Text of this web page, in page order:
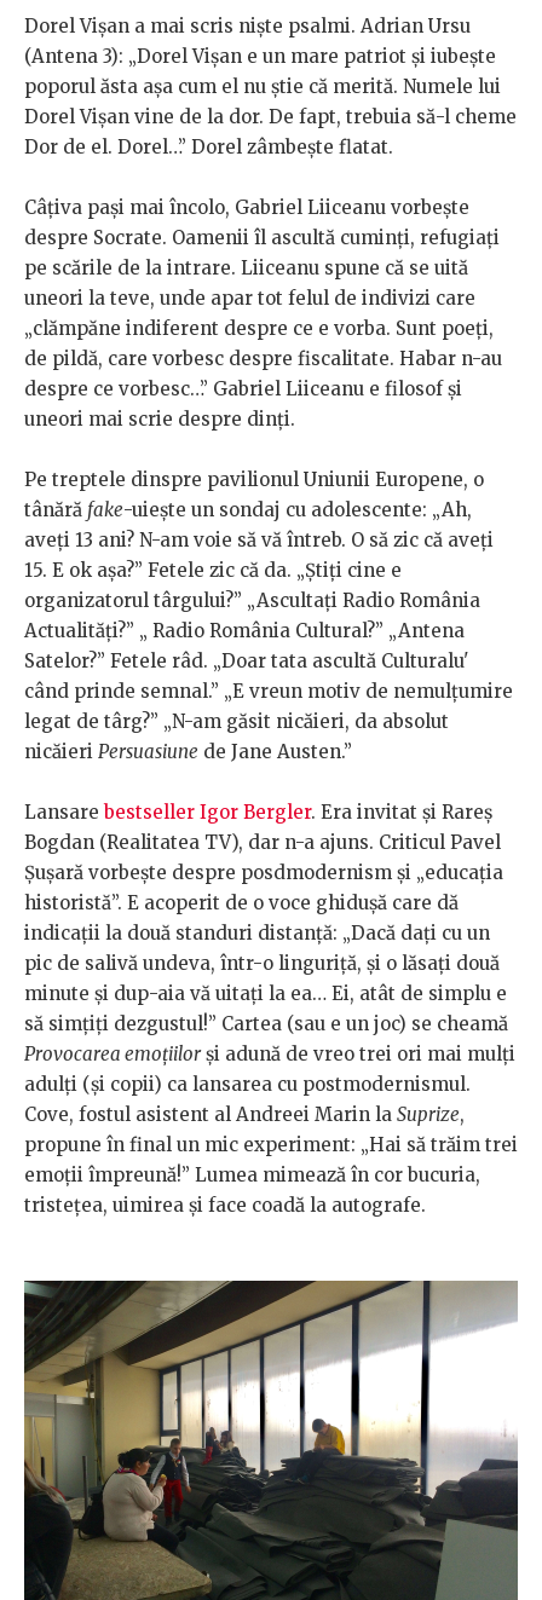
Dorel Vișan a mai scris niște psalmi. Adrian Ursu
(Antena 3): „Dorel Vișan e un mare patriot și iubește
poporul ăsta așa cum el nu știe că merită. Numele lui
Dorel Vișan vine de la dor. De fapt, trebuia să-l cheme
Dor de el. Dorel…” Dorel zâmbește flatat.
Câțiva pași mai încolo, Gabriel Liiceanu vorbește
despre Socrate. Oamenii îl ascultă cuminți, refugiați
pe scările de la intrare. Liiceanu spune că se uită
uneori la teve, unde apar tot felul de indivizi care
„clămpăne indiferent despre ce e vorba. Sunt poeți,
de pildă, care vorbesc despre fiscalitate. Habar n-au
despre ce vorbesc…” Gabriel Liiceanu e filosof și
uneori mai scrie despre dinți.
Pe treptele dinspre pavilionul Uniunii Europene, o
tânără fake-uiește un sondaj cu adolescente: „Ah,
aveți 13 ani? N-am voie să vă întreb. O să zic că aveți
15. E ok așa?” Fetele zic că da. „Știți cine e
organizatorul târgului?” „Ascultați Radio România
Actualități?” „ Radio România Cultural?” „Antena
Satelor?” Fetele râd. „Doar tata ascultă Culturalu'
când prinde semnal.” „E vreun motiv de nemulțumire
legat de târg?” „N-am găsit nicăieri, da absolut
nicăieri Persuasiune de Jane Austen.”
Lansarebestseller Igor Bergler. Era invitat și Rareș
Bogdan (Realitatea TV), dar n-a ajuns. Criticul Pavel
Șușară vorbește despre posdmodernism și „educația
historistă”. E acoperit de o voce ghidușă care dă
indicații la două standuri distanță: „Dacă dați cu un
pic de salivă undeva, într-o linguriță, și o lăsați două
minute și dup-aia vă uitați la ea… Ei, atât de simplu e
să simțiți dezgustul!” Cartea (sau e un joc) se cheamă
Provocarea emoțiilorși adună de vreo trei ori mai mulți
adulți (și copii) ca lansarea cu postmodernismul.
Cove, fostul asistent al Andreei Marin la Suprize,
propune în final un mic experiment: „Hai să trăim trei
emoții împreună!” Lumea mimează în cor bucuria,
tristețea, uimirea și face coadă la autografe.